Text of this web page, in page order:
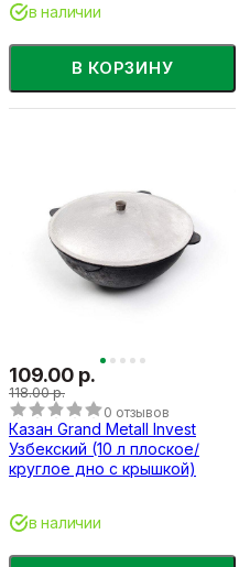
В КОРЗИНУ
в наличии
109.00 р.
118.00 р.
0 отзывов
Казан Grand Metall Invest
Узбекский (10 л плоское/
круглое дно с крышкой)
в наличии